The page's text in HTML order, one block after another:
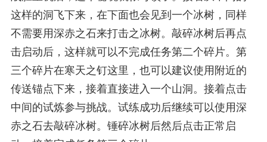
这样的洞飞下来，在下面也会见到一个冰树，同样
不需要用深赤之石来打击之冰树。敲碎冰树后再点
击启动后，这样就可以不完成任务第二个碎片。第
三个碎片在寒天之钉这里，也可以建议使用附近的
传送锚点下来，接着直接进入一个山洞。接着点击
中间的试炼参与挑战。试练成功后继续可以使用深
赤之石去敲碎冰树。锤碎冰树后然后点击正常启